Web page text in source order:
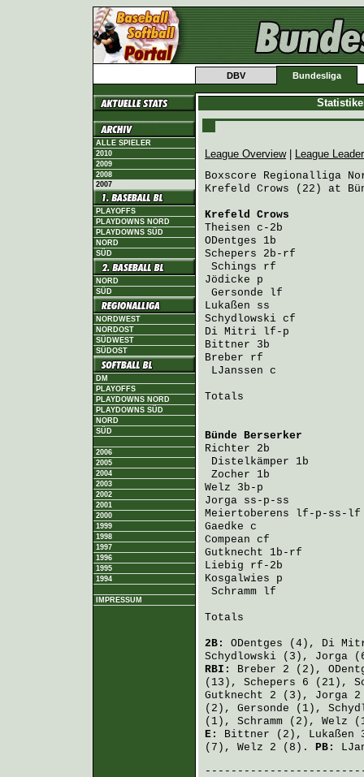
DBV Bundesliga
ALLE SPIELER
2010
2009
2008
2007
PLAYOFFS
PLAYDOWNS NORD
PLAYDOWNS SÜD
NORD
SÜD
NORD
SÜD
NORDWEST
NORDOST
SÜDWEST
SÜDOST
DM
PLAYOFFS
PLAYDOWNS NORD
PLAYDOWNS SÜD
NORD
SÜD
2006
2005
2004
2003
2002
2001
2000
1999
1998
1997
1996
1995
1994
IMPRESSUM
League Overview|
League
Boxscore Regionalliga
Krefeld Crows (22) at
Krefeld Crows
Theisen c-2b
ODentges 1b
Schepers 2b-rf
Schings rf
Jödicke p
Gersonde lf
Lukaßen ss
Schydlowski cf
Di Mitri lf-p
Bittner 3b
Breber rf
LJanssen c
Totals
Bünde Berserker
Richter 2b
Distelkämper 1b
Zocher 1b
Welz 3b-p
Jorga ss-p-ss
Meiertoberens lf-p-ss-lf
Gaedke c
Compean cf
Gutknecht 1b-rf
Liebig rf-2b
Kosgalwies p
Schramm lf
Totals
2B: ODentges (4), Di
Schydlowski (3), Jorga
RBI: Breber 2 (2),
(13), Schepers 6 (21),
Gutknecht 2 (3), Jorga
(2), Gersonde (1),
(1), Schramm (2), Welz
E: Bittner (2), Lukaßen
(7), Welz 2 (8). PB: